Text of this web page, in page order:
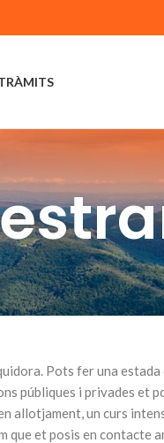
Pots fer una
públiques i privades et
un curs
que et posis en contacte